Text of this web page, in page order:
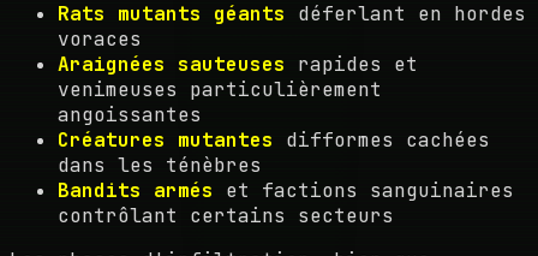
Rats mutants géants déferlant en hordes
voraces
Araignées sauteuses rapides et
venimeuses particulièrement
angoissantes
Créatures mutantes difformes cachées
dans les ténèbres
Bandits armés et factions sanguinaires
contrôlant certains secteurs